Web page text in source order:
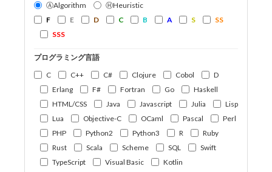
ⒶAlgorithm
ⒽHeuristic
F
E D C B A S
SS
SSS
プログラミング言語
C
C++ C# Clojure Cobol
D
Erlang
F# Fortran Go
Haskell
HTML/CSS
Java Javascript Julia
Lisp
Lua
Objective-C OCaml Pascal
Perl
PHP
Python2 Python3 R
Ruby
Rust
Scala Scheme SQL
Swift
TypeScript
Visual Basic Kotlin